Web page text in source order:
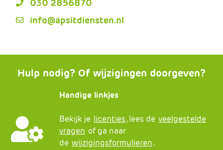
030 2856870
info@apsitdiensten.nl
Hulp nodig? Of wijzigingen doorgeven?
Handige linkjes
Bekijk je licenties, lees de veelgestelde
vragen of ga naar
de wijzigingsformulieren.